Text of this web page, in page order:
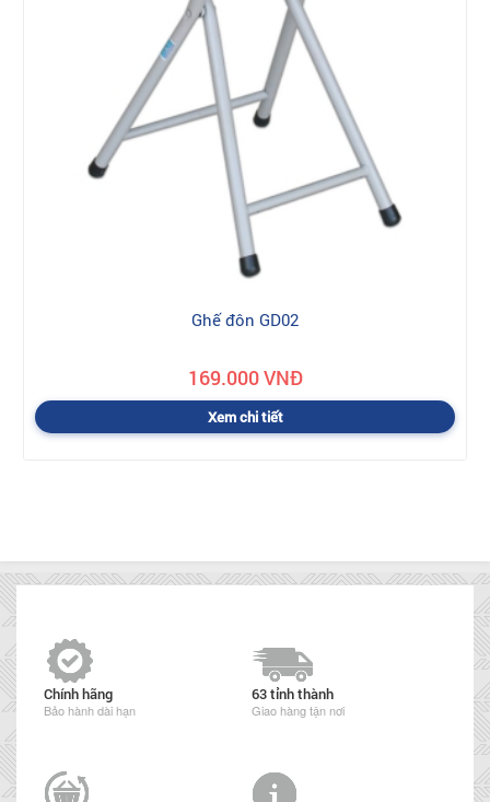
Ghế đôn GD02
169.000 VNĐ
Xem chi tiết
Chính hãng
Bảo hành dài hạn
63 tỉnh thành
Giao hàng tận nơi